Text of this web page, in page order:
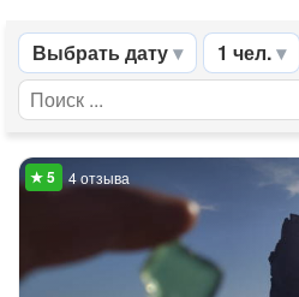
Выбрать дату 1 чел.
4 отзыва